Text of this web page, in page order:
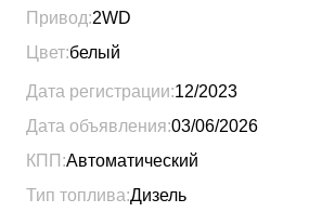
Привод:2WD
Цвет:белый
Дата регистрации:12/2023
Дата объявления:03/06/2026
КПП:Автоматический
Тип топлива:Дизель